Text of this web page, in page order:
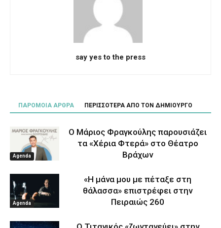
say yes to the press
ΠΑΡΟΜΟΙΑ ΑΡΘΡΑ ΠΕΡΙΣΣΟΤΕΡΑ ΑΠΟ ΤΟΝ ΔΗΜΙΟΥΡΓΟ
Agenda
Ο Μάριος Φραγκούλης παρουσιάζει
τα «Χέρια Φτερά» στο Θέατρο
Βράχων
Agenda
«Η μάνα μου με πέταξε στη
θάλασσα» επιστρέφει στην
Πειραιώς 260